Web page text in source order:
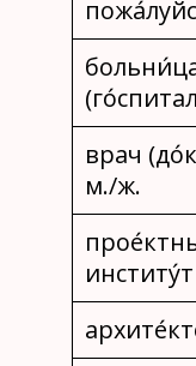
врач
м./ж.
институ́т